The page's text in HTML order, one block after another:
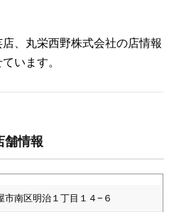
、丸栄西野株式会社の店情報
います。
舗情報
市南区明治１丁目１４−６